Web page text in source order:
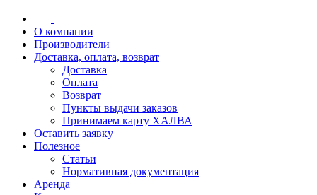
О компании
Производители
Доставка, оплата, возврат
Доставка
Оплата
Возврат
Пункты выдачи заказов
Принимаем карту ХАЛВА
Оставить заявку
Полезное
Статьи
Нормативная документация
Аренда